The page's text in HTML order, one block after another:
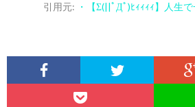
引用元: ・【Σ(||ﾟДﾟ)ﾋｨｨｨｨ】人生